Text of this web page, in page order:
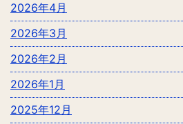
2026年4月
2026年3月
2026年2月
2026年1月
2025年12月